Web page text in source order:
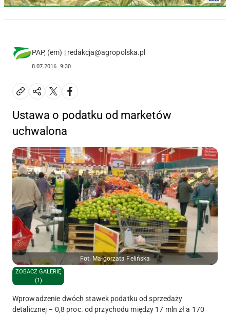
PAP, (em) | redakcja@agropolska.pl
8.07.2016 9:30
Ustawa o podatku od marketów
uchwalona
Fot. Małgorzata Felińska
ZOBACZ GALERIĘ
(1)
Wprowadzenie dwóch stawek podatku od sprzedaży
detalicznej – 0,8 proc. od przychodu między 17 mln zł a 170